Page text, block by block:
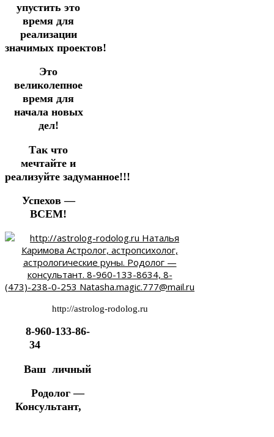
упустить это
время для
реализации
значимых проектов!
Это
великолепное
время для
начала новых
дел!
Так что
мечтайте и
реализуйте задуманное!!!
Успехов —
ВСЕМ!
http://astrolog-rodolog.ru
8-960-133-86-
34
Ваш личный
Родолог —
Консультант,